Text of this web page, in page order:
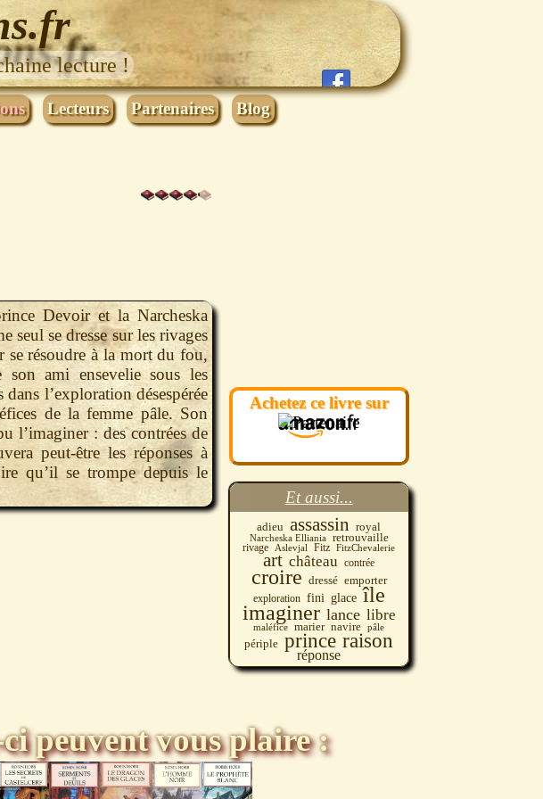
lecture !
Lecteurs Partenaires Blog
Devoir et la Narcheska
seul se dresse sur les rivages
se résoudre à la mort du fou,
ami ensevelie sous les
l’exploration désespérée
de la femme pâle. Son
l’imaginer : des contrées de
peut-être les réponses à
qu’il se trompe depuis le
Achetez ce livre sur
Et aussi...
adieu assassin royal
Narcheska Elliania retrouvaille
rivage Aslevjal Fitz FitzChevalerie
art château contrée
croire dressé emporter
exploration fini glace île
imaginer lance libre
maléfice marier navire pâle
périple prince raison
réponse
peuvent vous plaire :